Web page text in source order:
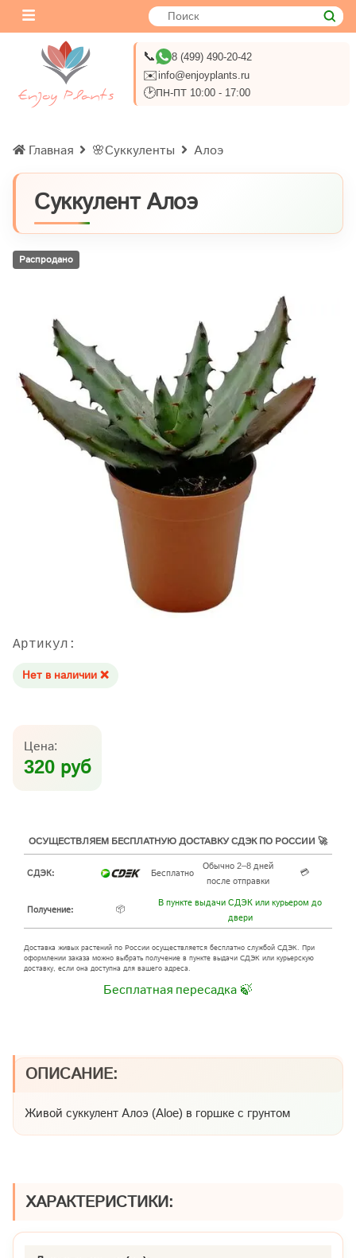
📞 8 (499) 490-20-42
✉️info@enjoyplants.ru
🕑ПН-ПТ 10:00 - 17:00
Главная 🌸Суккуленты Алоэ
Суккулент Алоэ
Распродано
Артикул:
Нет в наличии ❌
Цена:
320 руб
ОСУЩЕСТВЛЯЕМ БЕСПЛАТНУЮ ДОСТАВКУ СДЭК ПО РОССИИ 🚀
СДЭК: Бесплатно
Обычно 2–8 дней
после отправки
💳
Получение: 📦
В пункте выдачи СДЭК или курьером до
двери
Доставка живых растений по России осуществляется бесплатно службой СДЭК. При
оформлении заказа можно выбрать получение в пункте выдачи СДЭК или курьерскую
доставку, если она доступна для вашего адреса.
Бесплатная пересадка 🍃
ОПИСАНИЕ:
Живой суккулент Алоэ (Aloe) в горшке с грунтом
ХАРАКТЕРИСТИКИ: